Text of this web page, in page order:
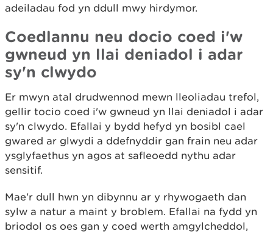
adeiladau fod yn ddull mwy hirdymor.
Coedlannu neu docio coed i'w
gwneud yn llai deniadol i adar
sy'n clwydo
Er mwyn atal drudwennod mewn lleoliadau trefol,
gellir tocio coed i'w gwneud yn llai deniadol i adar
sy'n clwydo. Efallai y bydd hefyd yn bosibl cael
gwared ar glwydi a ddefnyddir gan frain neu adar
ysglyfaethus yn agos at safleoedd nythu adar
sensitif.
Mae'r dull hwn yn dibynnu ar y rhywogaeth dan
sylw a natur a maint y broblem. Efallai na fydd yn
briodol os oes gan y coed werth amgylcheddol,